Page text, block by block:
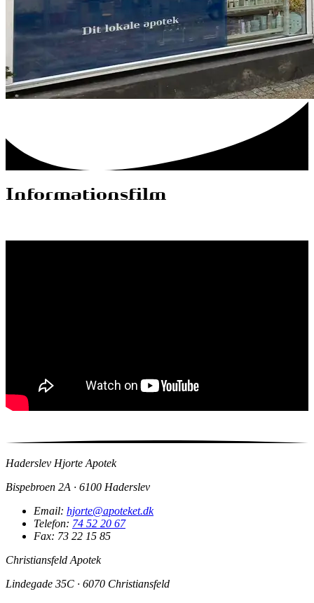
Informationsfilm
Haderslev Hjorte Apotek
Bispebroen 2A · 6100 Haderslev
Email: hjorte@apoteket.dk
Telefon: 74 52 20 67
Fax: 73 22 15 85
Christiansfeld Apotek
Lindegade 35C · 6070 Christiansfeld